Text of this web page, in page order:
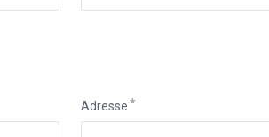
Adresse